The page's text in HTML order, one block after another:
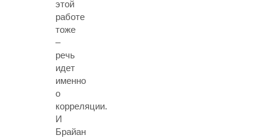
этой
работе
тоже
–
речь
идет
именно
о
корреляции.
И
Брайан